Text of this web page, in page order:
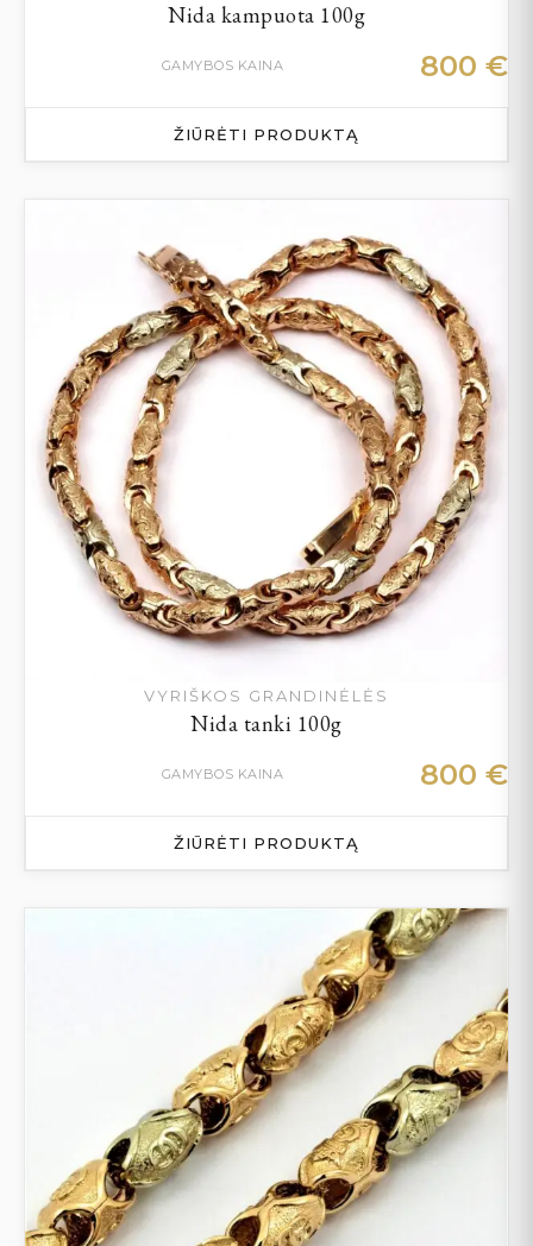
Nida kampuota 100g
GAMYBOS KAINA 800 €
ŽIŪRĖTI PRODUKTĄ
VYRIŠKOS GRANDINĖLĖS
Nida tanki 100g
GAMYBOS KAINA 800 €
ŽIŪRĖTI PRODUKTĄ